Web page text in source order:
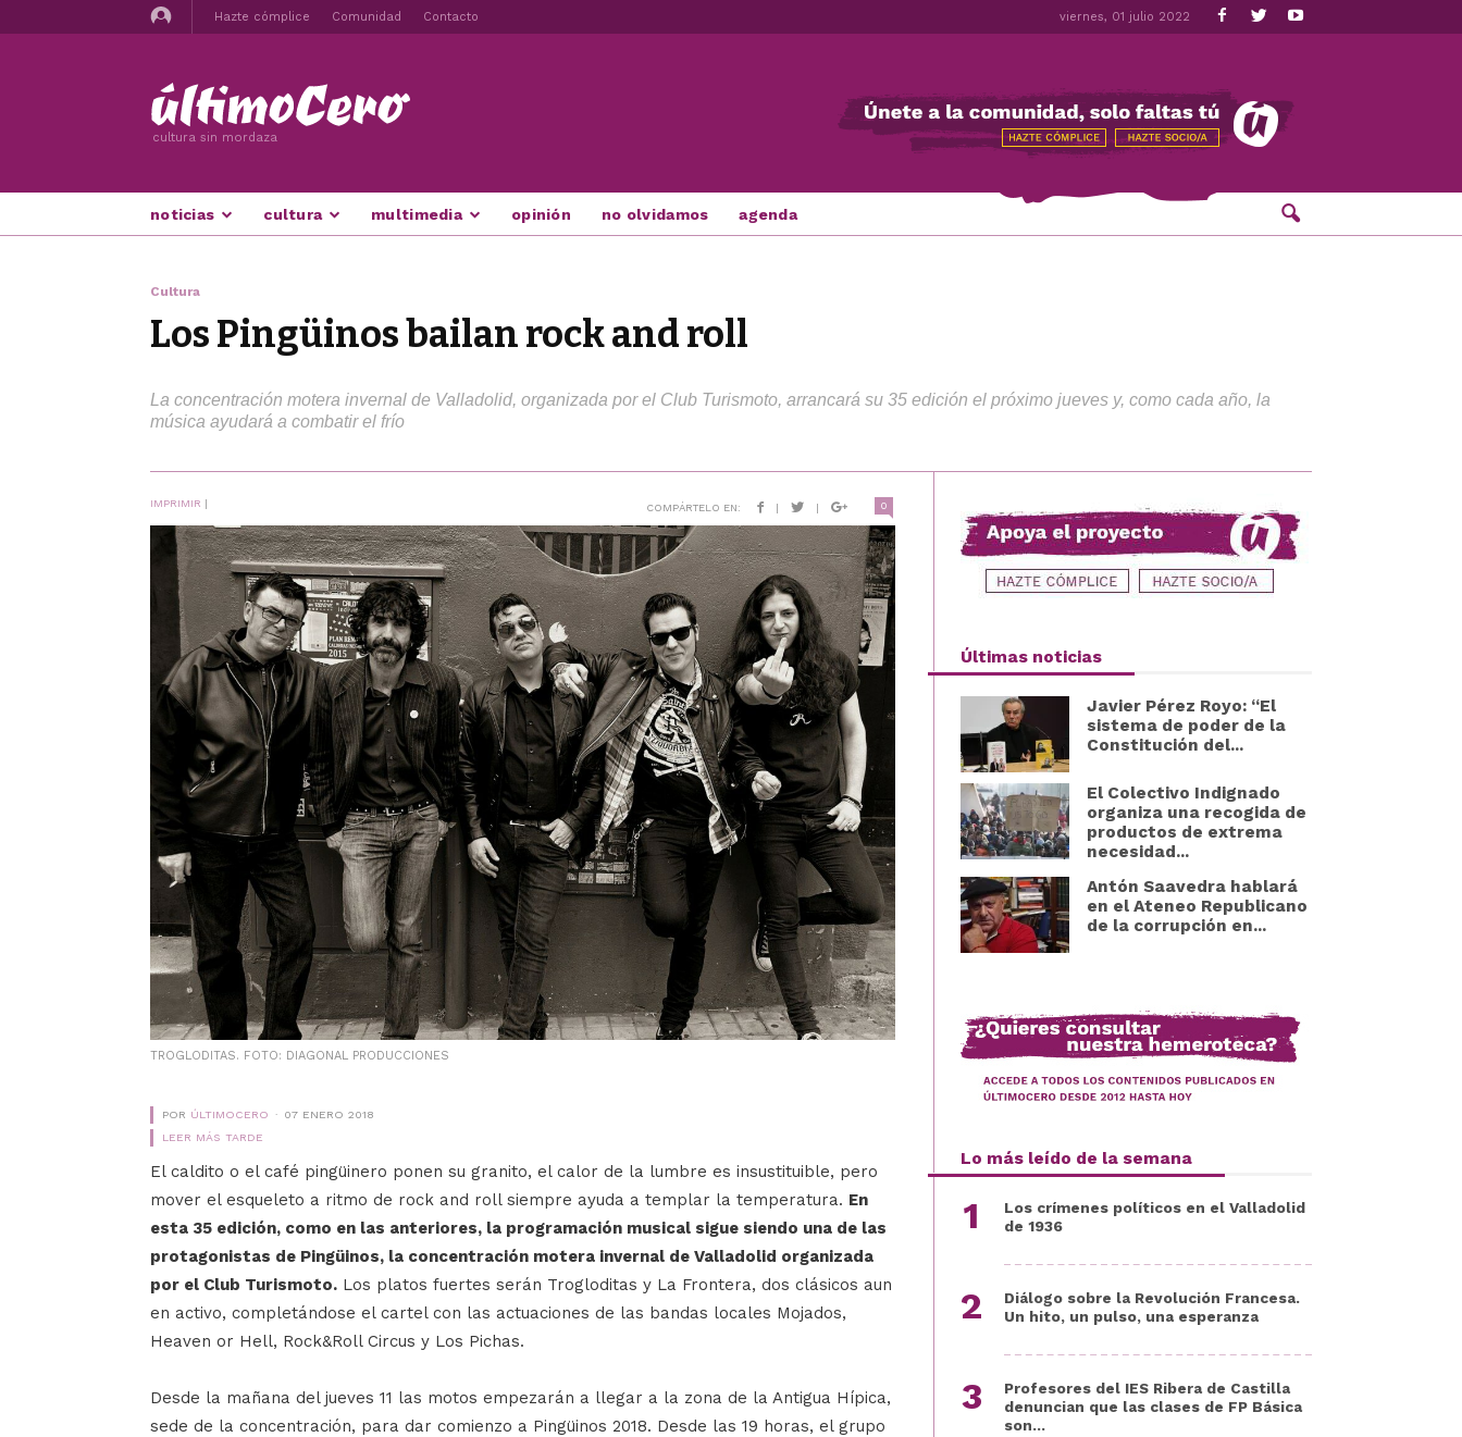
Hazte cómplice Comunidad Contacto viernes, 01 julio 2022
cultura sin mordaza
noticias cultura multimedia opinión no olvidamos agenda
Cultura
Los Pingüinos bailan rock and roll
La concentración motera invernal de Valladolid, organizada por el Club Turismoto, arrancará su 35 edición el próximo jueves y, como cada año, la
música ayudará a combatir el frío
IMPRIMIR | COMPÁRTELO EN: | | 0
TROGLODITAS. FOTO: DIAGONAL PRODUCCIONES
POR ÚLTIMOCERO
07 ENERO 2018
LEER MÁS TARDE
El caldito o el café pingüinero ponen su granito, el calor de la lumbre es insustituible, pero
mover el esqueleto a ritmo de rock and roll siempre ayuda a templar la temperatura. En
esta 35 edición, como en las anteriores, la programación musical sigue siendo una de las
protagonistas de Pingüinos, la concentración motera invernal de Valladolid organizada
por el Club Turismoto. Los platos fuertes serán Trogloditas y La Frontera, dos clásicos aun
en activo, completándose el cartel con las actuaciones de las bandas locales Mojados,
Heaven or Hell, Rock&Roll Circus y Los Pichas.
Desde la mañana del jueves 11 las motos empezarán a llegar a la zona de la Antigua Hípica,
sede de la concentración, para dar comienzo a Pingüinos 2018. Desde las 19 horas, el grupo
Últimas noticias
Javier Pérez Royo: “El
sistema de poder de la
Constitución del...
El Colectivo Indignado
organiza una recogida de
productos de extrema
necesidad...
Antón Saavedra hablará
en el Ateneo Republicano
de la corrupción en...
Lo más leído de la semana
Los crímenes políticos en el Valladolid
de 1936
Diálogo sobre la Revolución Francesa.
Un hito, un pulso, una esperanza
Profesores del IES Ribera de Castilla
denuncian que las clases de FP Básica
son...